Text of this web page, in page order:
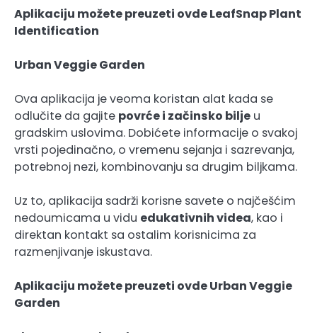
Aplikaciju možete preuzeti ovde LeafSnap Plant
Identification
Urban Veggie Garden
Ova aplikacija je veoma koristan alat kada se
odlučite da gajite povrće i začinsko bilje u
gradskim uslovima. Dobićete informacije o svakoj
vrsti pojedinačno, o vremenu sejanja i sazrevanja,
potrebnoj nezi, kombinovanju sa drugim biljkama.
Uz to, aplikacija sadrži korisne savete o najčešćim
nedoumicama u vidu edukativnih videa, kao i
direktan kontakt sa ostalim korisnicima za
razmenjivanje iskustava.
Aplikaciju možete preuzeti ovdeUrban Veggie
Garden